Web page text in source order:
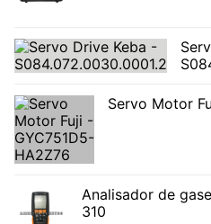
Servo Motor
Analisador de
310